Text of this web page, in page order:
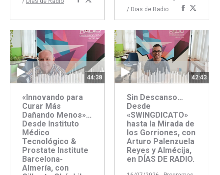
Facebook
Twitter
/ Dias de Radio
Compartir
concon
44:38
«Innovando para
Curar Más
Dañando Menos»…
Desde Instituto
Médico
Tecnológico &
Prostate Institute
Barcelona-
Almería, con
42:43
Sin Descanso…
Desde
«SWINGDICATO»
hasta la Mirada de
los Gorriones, con
Arturo Palenzuela
Reyes y Almécija,
en DÍAS DE RADIO.